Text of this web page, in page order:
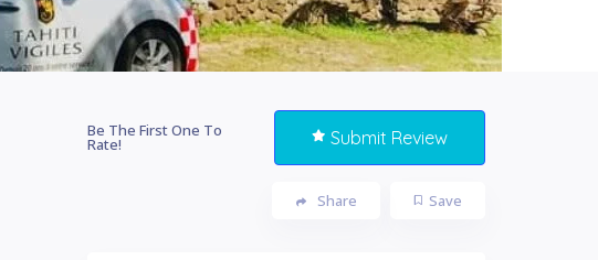
Be The First One To
Rate! Submit Review
Save
Share